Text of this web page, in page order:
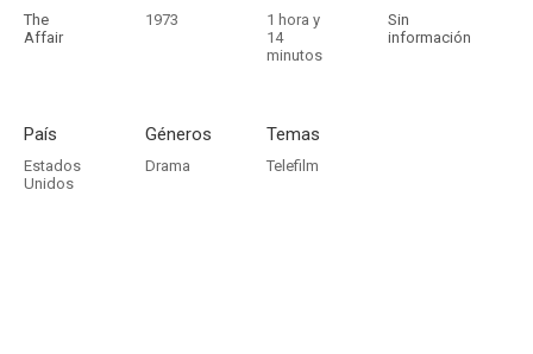
The
Affair
1973
1 hora y
14
minutos
Sin
información
País
Estados
Unidos
Géneros
Drama
Temas
Telefilm